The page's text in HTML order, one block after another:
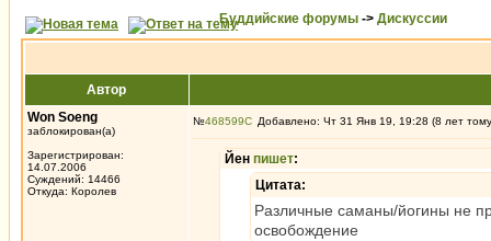
Буддийские форумы -> Дискуссии
Автор
Won Soeng
заблокирован(а)
Зарегистрирован:
14.07.2006
Суждений: 14466
Откуда: Королев
№468599 Добавлено: Чт 31 Янв 19, 19:28 (8 лет
Йен пишет:
Цитата:
Различные саманы/йогины не
освобождение